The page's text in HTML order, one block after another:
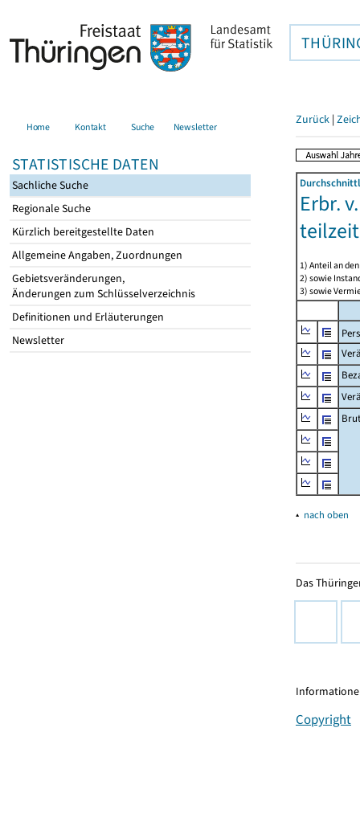
Home Kontakt Suche Newsletter
STATISTISCHE DATEN
Sachliche Suche
Regionale Suche
Kürzlich bereitgestellte Daten
Allgemeine Angaben, Zuordnungen
Gebietsveränderungen,
Änderungen zum Schlüsselverzeichnis
Definitionen und Erläuterungen
Newsletter
Zurück |
Erbr.
1) Anteil an
2) sowie
3) sowie
▴ nach oben
Das
Copyright